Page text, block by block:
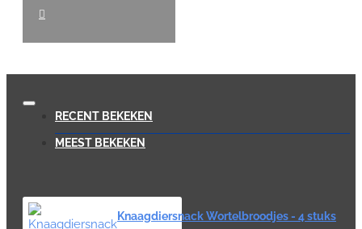
RECENT BEKEKEN
MEEST BEKEKEN
Knaagdiersnack Wortelbroodjes - 4 stuks